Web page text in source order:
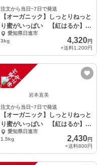
注文から当日~7日で発送
【オーガニック】しっとりねっと
り蜜がいっぱい 【紅はるか】
3kg愛知県日進市
3kg
4,320円
+送料1,200円
注
文
受
付
停
止
中
岩本直美
注文から当日~7日で発送
【オーガニック】しっとりねっと
り蜜がいっぱい 【紅はるか】
1.5kg愛知県日進市
1.5kg
2,430円
+送料800円